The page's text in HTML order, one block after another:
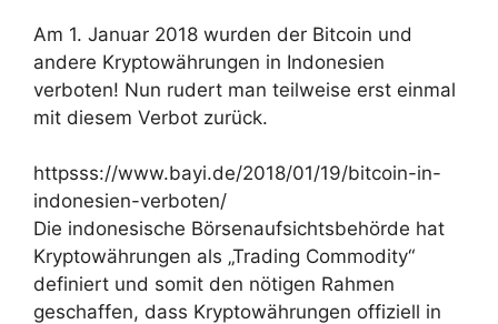
Am 1. Januar 2018 wurden der Bitcoin und
andere Kryptowährungen in Indonesien
verboten! Nun rudert man teilweise erst einmal
mit diesem Verbot zurück.
httpsss://www.bayi.de/2018/01/19/bitcoin-in-
indonesien-verboten/
Die indonesische Börsenaufsichtsbehörde hat
Kryptowährungen als „Trading Commodity“
definiert und somit den nötigen Rahmen
geschaffen, dass Kryptowährungen offiziell in